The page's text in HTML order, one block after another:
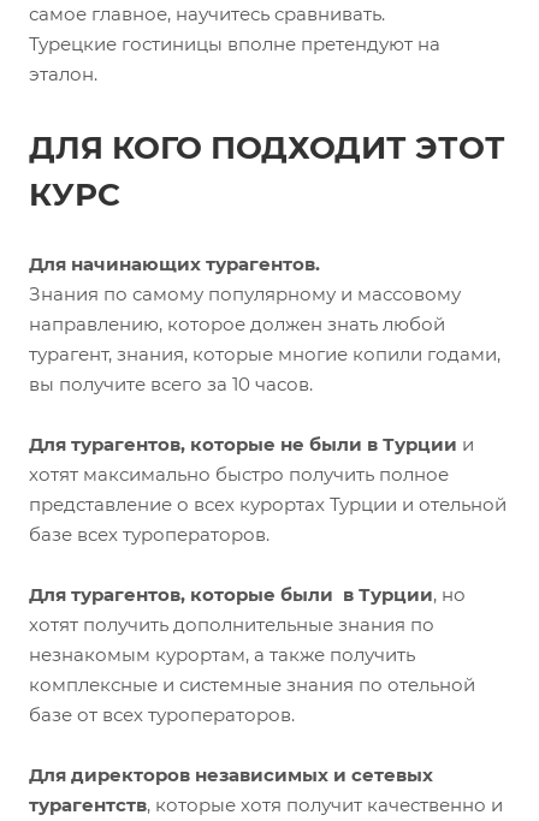
самое главное, научитесь сравнивать.
Турецкие гостиницы вполне претендуют на
эталон.
ДЛЯ КОГО ПОДХОДИТ ЭТОТ
КУРС
Для начинающих турагентов.
Знания по самому популярному и массовому
направлению, которое должен знать любой
турагент, знания, которые многие копили годами,
вы получите всего за 10 часов.
Для турагентов, которые не были в Турции и
хотят максимально быстро получить полное
представление о всех курортах Турции и отельной
базе всех туроператоров.
Для турагентов, которые были в Турции, но
хотят получить дополнительные знания по
незнакомым курортам, а также получить
комплексные и системные знания по отельной
базе от всех туроператоров.
Для директоров независимых и сетевых
турагентств, которые хотя получит качественно и